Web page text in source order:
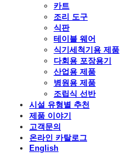
카트
조리 도구
식판
테이블 웨어
식기세척기용 제품
다회용 포장용기
산업용 제품
병원용 제품
조립식 선반
시설 유형별 추천
제품 이야기
고객문의
온라인 카탈로그
English